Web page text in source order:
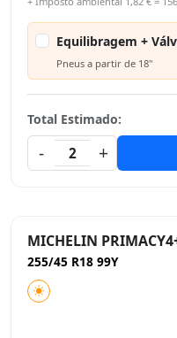
Equilibragem +
Pneus a partir de 18"
Total Estimado:
-
2 +
MICHELIN
255/45 R18 99Y